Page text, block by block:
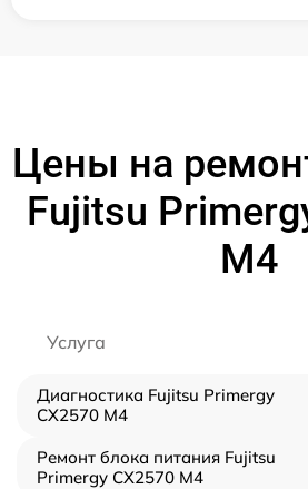
Цены на
Fujitsu
M4
Услуга
Диагностика Fujitsu Primergy
CX2570 M4
Ремонт блока питания Fujitsu
Primergy CX2570 M4